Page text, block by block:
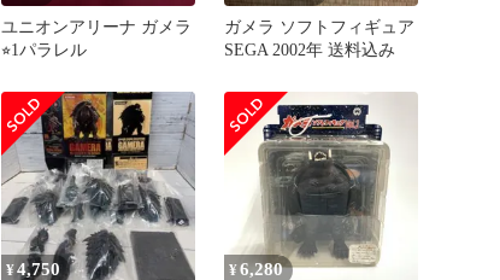
ユニオンアリーナ ガメラ
⭐︎1パラレル
ガメラ ソフトフィギュア
SEGA 2002年 送料込み
¥4,750 ¥6,280